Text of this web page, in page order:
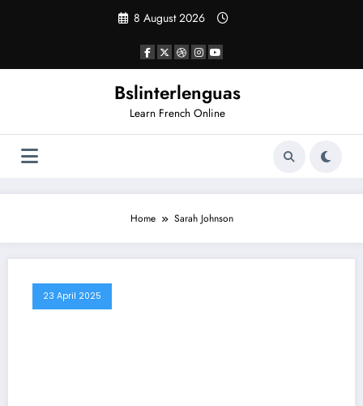
8 August 2026
Bslinterlenguas
Learn French Online
Home Sarah Johnson
23 April 2025